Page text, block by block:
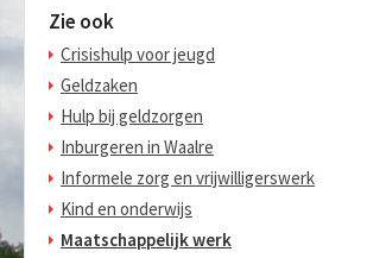
Zie ook
Crisishulp voor jeugd
Geldzaken
Hulp bij geldzorgen
Inburgeren in Waalre
Informele zorg en vrijwilligerswerk
Kind en onderwijs
Maatschappelijk werk